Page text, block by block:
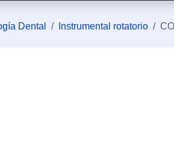
Dental Instrumental rotatorio